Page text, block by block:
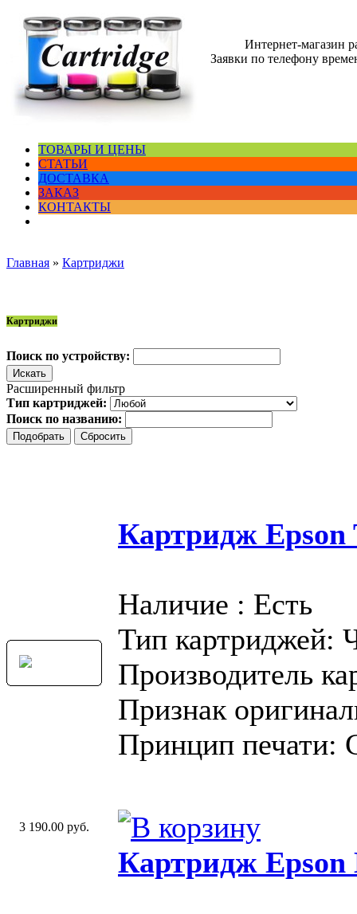
Интернет-магазин
Заявки по телефону
ТОВАРЫ И ЦЕНЫ
СТАТЬИ
ДОСТАВКА
ЗАКАЗ
КОНТАКТЫ
Главная » Картриджи
Картриджи
Поиск по устройству:
Расширенный фильтр
Тип картриджей:
Поиск по названию:
Картридж Epson
Наличие : Есть
Тип картриджей:
Производитель
Признак
Принцип печати:
3 190.00 руб.
Картридж Epson